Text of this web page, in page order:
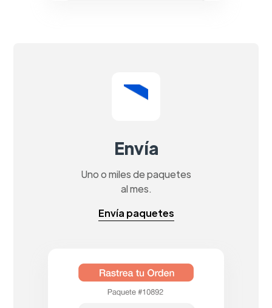
Envía
Uno o miles de paquetes
al mes.
Envía paquetes